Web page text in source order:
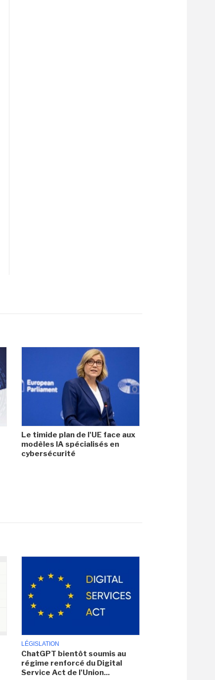
Le timide plan de l'UE face aux
modèles IA spécialisés en
cybersécurité
LÉGISLATION
ChatGPT bientôt soumis au
régime renforcé du Digital
Service Act de l'Union...